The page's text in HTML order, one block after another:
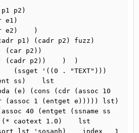
(assoc 1 (entget e))))) lst)
caotext 1.0)    lst